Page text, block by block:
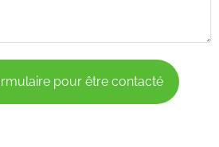
pour être contacté